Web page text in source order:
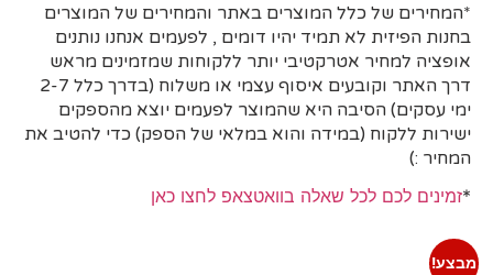
*המחירים של כלל המוצרים באתר והמחירים של המוצרים
בחנות הפיזית לא תמיד יהיו דומים , לפעמים אנחנו נותנים
אופציה למחיר אטרקטיבי יותר ללקוחות שמזמינים מראש
דרך האתר וקובעים איסוף עצמי או משלוח (בדרך כלל 2-7
ימי עסקים) הסיבה היא שהמוצר לפעמים יוצא מהספקים
ישירות ללקוח (במידה והוא במלאי של הספק) כדי להטיב את
המחיר :)
*זמינים לכם לכל שאלה בוואטצאפ לחצו כאן
מבצע!